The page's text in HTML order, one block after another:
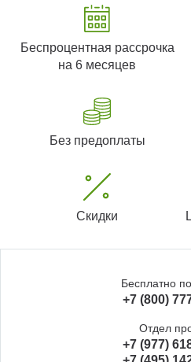
Беспроцентная рассрочка
на 6 месяцев
Без предоплаты
Скидки
Бесплатно
+7 (800)
Отдел
+7 (977)